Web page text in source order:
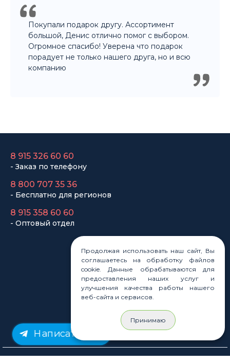
Покупали подарок другу. Ассортимент
большой, Денис отлично помог с выбором.
Огромное спасибо! Уверена что подарок
порадует не только нашего друга, но и всю
компанию
8 915 326 60 60
- Заказ по телефону
8 800 707 35 36
- Бесплатно для регионов
8 915 358 60 60
- Оптовый отдел
Законы
Статьи
Новости
Карта сайта
Написать нам
Продолжая использовать наш сайт, Вы
соглашаетесь на обработку файлов
cookie. Данные обрабатываются для
предоставления наших услуг и
улучшения качества работы нашего
веб-сайта и сервисов.
Принимаю